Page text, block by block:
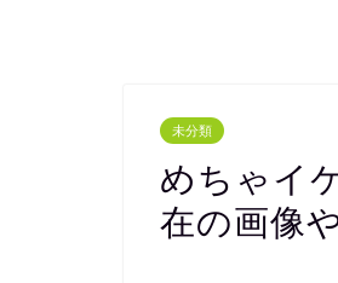
未分類
めちゃイ
在の画像